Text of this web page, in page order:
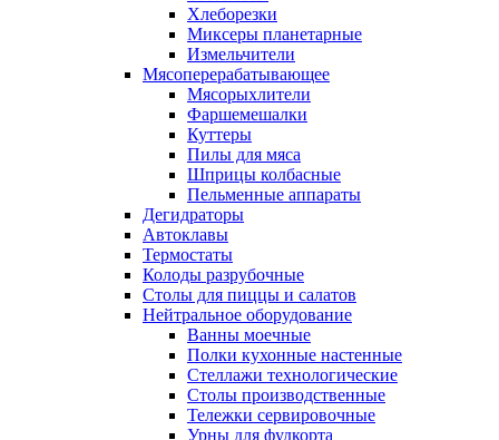
Хлеборезки
Миксеры планетарные
Измельчители
Мясоперерабатывающее
Мясорыхлители
Фаршемешалки
Куттеры
Пилы для мяса
Шприцы колбасные
Пельменные аппараты
Дегидраторы
Автоклавы
Термостаты
Колоды разрубочные
Столы для пиццы и салатов
Нейтральное оборудование
Ванны моечные
Полки кухонные настенные
Стеллажи технологические
Столы производственные
Тележки сервировочные
Урны для фудкорта